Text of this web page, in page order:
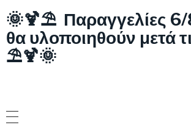
🌞🍹⛱️ Παραγγελίες
θα υλοποιηθούν μετά
⛱️🍹🌞